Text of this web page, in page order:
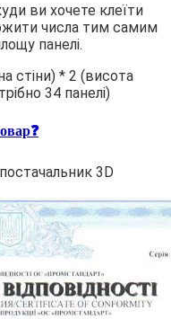
ви хочете клеїти
числа тим самим
панелі.
стіни) * 2 (висота
34 панелі)
3D